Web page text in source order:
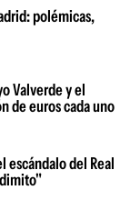
polémicas,
Valverde y el
de euros cada uno
escándalo del Real